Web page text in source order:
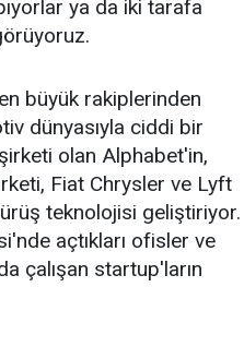
ya da iki tarafa
büyük rakiplerinden
dünyasıyla ciddi bir
olan Alphabet'in,
Fiat Chrysler ve Lyft
teknolojisi geliştiriyor.
açtıkları ofisler ve
çalışan startup'ların